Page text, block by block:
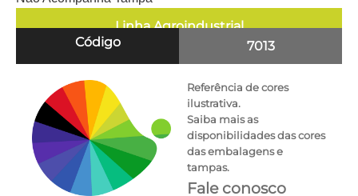
Linha Agroindustrial
Código
7013
Referência de cores
ilustrativa.
Saiba mais as
disponibilidades das cores
das embalagens e
tampas.
Fale conosco